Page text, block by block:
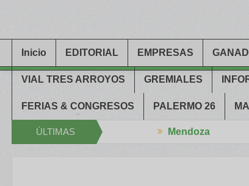
Inicio EDITORIAL EMPRESAS
VIAL TRES ARROYOS GREMIALES
FERIAS & CONGRESOS PALERMO 26
ÚLTIMAS Mendoza